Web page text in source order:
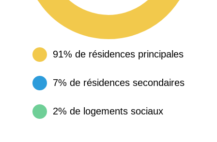
91% de résidences principales
7% de résidences secondaires
2% de logements sociaux